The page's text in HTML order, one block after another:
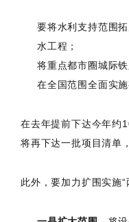
要将水利支持范围
水工程；
将重点都市圈城际
在全国范围全面实
在去年提前下达今年约
将再下达一批项目清单
此外，要加力扩围实施“